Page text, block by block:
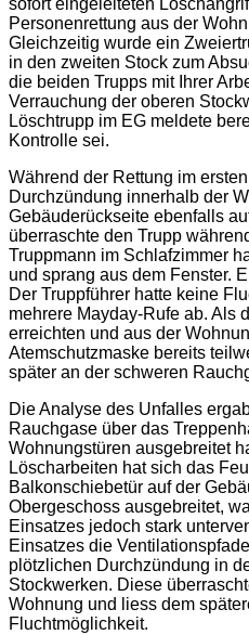
sofort eingeleiteten
Personenrettung aus der
Gleichzeitig wurde ein
in den zweiten Stock zum
die beiden Trupps mit Ihrer
Verrauchung der oberen
Löschtrupp im EG meldete
Kontrolle sei.
Während der Rettung im
Durchzündung innerhalb der
Gebäuderückseite ebenfalls
überraschte den Trupp
Truppmann im Schlafzimmer
und sprang aus dem Fenster.
Der Truppführer hatte keine
mehrere Mayday-Rufe ab. Als
erreichten und aus der
Atemschutzmaske bereits
später an der schweren
Die Analyse des Unfalles
Rauchgase über das
Wohnungstüren ausgebreitet
Löscharbeiten hat sich das
Balkonschiebetür auf der
Obergeschoss ausgebreitet,
Einsatzes jedoch stark
Einsatzes die
plötzlichen Durchzündung in
Stockwerken. Diese
Wohnung und liess dem
Fluchtmöglichkeit.